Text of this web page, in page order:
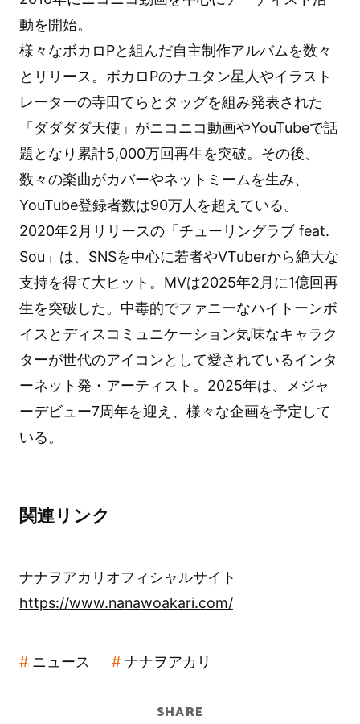
動を開始。
様々なボカロPと組んだ自主制作アルバムを数々
とリリース。ボカロPのナユタン星人やイラスト
レーターの寺田てらとタッグを組み発表された
「ダダダダ天使」がニコニコ動画やYouTubeで話
題となり累計5,000万回再生を突破。その後、
数々の楽曲がカバーやネットミームを生み、
YouTube登録者数は90万人を超えている。
2020年2月リリースの「チューリングラブ feat.
Sou」は、SNSを中心に若者やVTuberから絶大な
支持を得て大ヒット。MVは2025年2月に1億回再
生を突破した。中毒的でファニーなハイトーンボ
イスとディスコミュニケーション気味なキャラク
ターが世代のアイコンとして愛されているインタ
ーネット発・アーティスト。2025年は、メジャ
ーデビュー7周年を迎え、様々な企画を予定して
いる。
関連リンク
ナナヲアカリオフィシャルサイト
https://www.nanawoakari.com/
ニュース ナナヲアカリ
SHARE